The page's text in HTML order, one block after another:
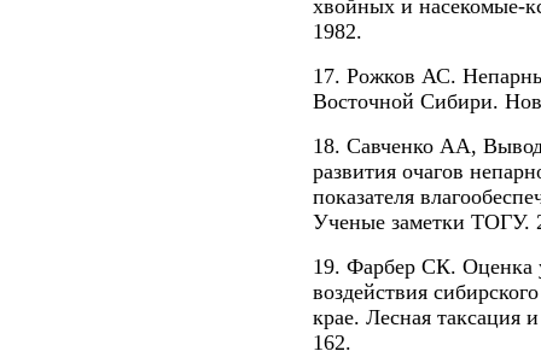
хвойных и насекомые-
1982.
17. Рожков АС.
Восточной Сибири.
18. Савченко АА,
развития очагов
показателя
Ученые заметки ТОГУ.
19. Фарбер СК. Оценка
воздействия
крае. Лесная таксация
162.